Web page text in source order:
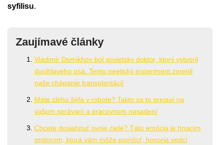
syfilisu.
Zaujímavé články
Vladimir Demikhov bol sovietsky doktor, ktorý vytvoril
dvojhlavého psa. Tento neetický experiment zmenil
naše chápanie transplantácií
Máte zlého šéfa v robote? Takto sa to prejaví na
vašom správaní a pracovnom nasadení
Chcete dosiahnuť svoje ciele? Táto emócia je hnacím
motorom, ktorá vám môže pomôcť, hovoria vedci